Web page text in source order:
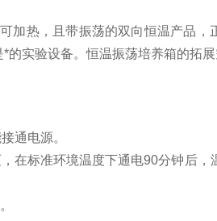
热，且带振荡的双向恒温产品
实验设备。恒温振荡培养箱的拓
通电源。
在标准环境温度下通电90分钟后，
。